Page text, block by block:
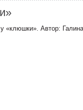
«клюшки». Автор: Галина